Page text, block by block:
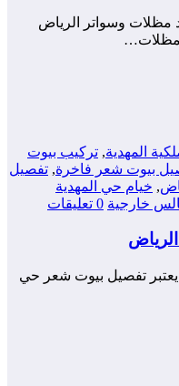
مظلات وسواتر الرياض
المهدية, تركيب بيوت
بيوت شعر فاخرة, تفصيل
, خيام حي المهدية
خارجية 0 تعليقات
تفصيل بيوت شعر حي